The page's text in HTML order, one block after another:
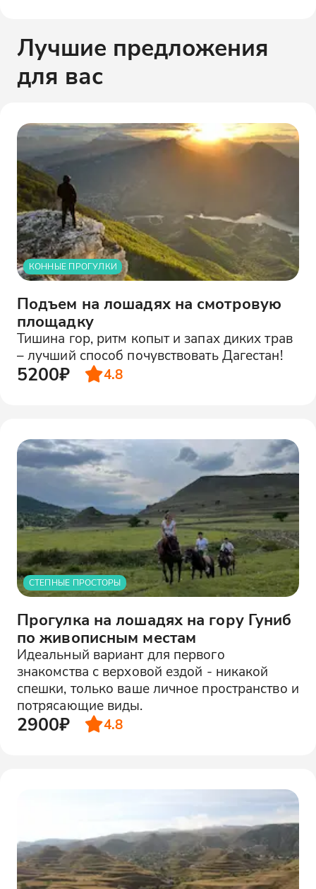
Лучшие предложения
для вас
КОННЫЕ ПРОГУЛКИ
Подъем на лошадях на смотровую
площадку
Тишина гор, ритм копыт и запах диких трав
– лучший способ почувствовать Дагестан!
5200₽ 4.8
СТЕПНЫЕ ПРОСТОРЫ
Прогулка на лошадях на гору Гуниб
по живописным местам
Идеальный вариант для первого
знакомства с верховой ездой - никакой
спешки, только ваше личное пространство и
потрясающие виды.
2900₽ 4.8